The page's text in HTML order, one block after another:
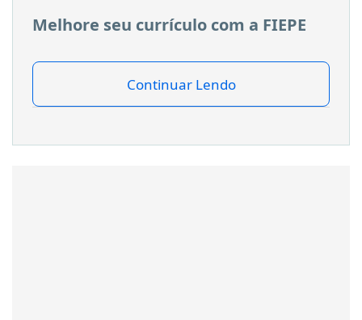
Melhore seu currículo com a FIEPE
Continuar Lendo